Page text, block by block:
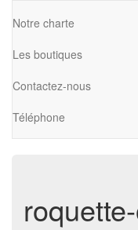
Notre charte
Les boutiques
Contactez-nous
Téléphone